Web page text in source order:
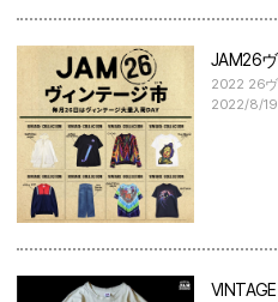
JAM26
2022 26ヴ
2022/8/19